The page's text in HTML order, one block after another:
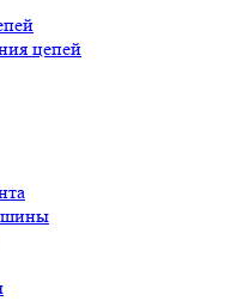
цепей
шины